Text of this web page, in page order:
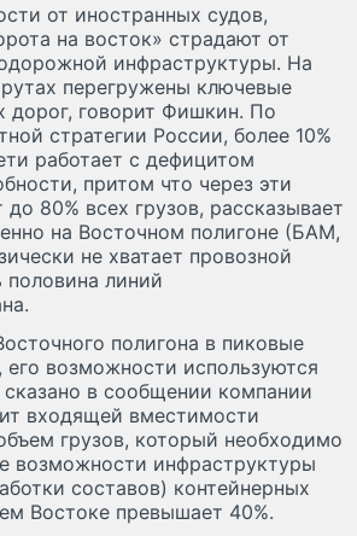
от иностранных судов,
на восток» страдают от
инфраструктуры. На
перегружены ключевые
дорог, говорит Фишкин. По
стратегии России, более 10%
работает с дефицитом
притом что через эти
80% всех грузов, рассказывает
на Восточном полигоне (БАМ,
не хватает провозной
линий
полигона в пиковые
возможности используются
в сообщении компании
входящей вместимости
грузов, который необходимо
возможности инфраструктуры
составов) контейнерных
Востоке превышает 40%.